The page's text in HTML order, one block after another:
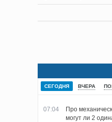
СЕГОДНЯ ВЧЕРА
07:04
Про
могут ли 2